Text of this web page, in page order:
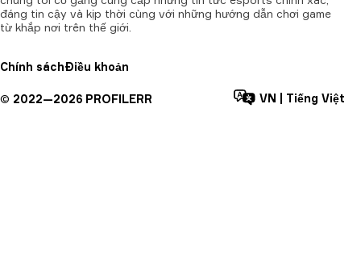
đáng tin cậy và kịp thời cùng với những hướng dẫn chơi game
từ khắp nơi trên thế giới.
Chính sáchĐiều khoản
© 2022—2026 PROFILERR VN Tiếng Việt